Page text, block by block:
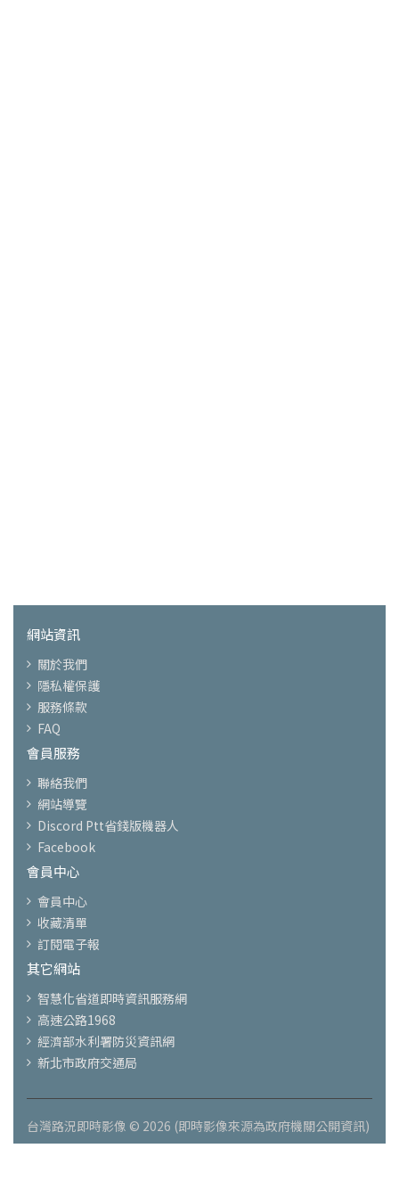
網站資訊
關於我們
隱私權保護
服務條款
FAQ
會員服務
聯絡我們
網站導覽
Discord Ptt省錢版機器人
Facebook
會員中心
會員中心
收藏清單
訂閱電子報
其它網站
智慧化省道即時資訊服務網
高速公路1968
經濟部水利署防災資訊網
新北市政府交通局
台灣路況即時影像 © 2026 (即時影像來源為政府機關公開資訊)